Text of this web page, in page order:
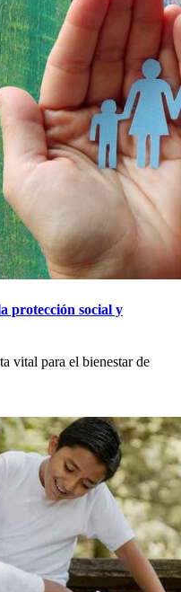
protección social y
vital para el bienestar de